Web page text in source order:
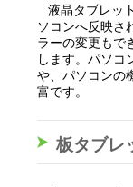
液晶タブレッ
ソコンへ反映さ
ラーの変更もで
します。パソコ
や、パソコンの
富です。
板タブレ